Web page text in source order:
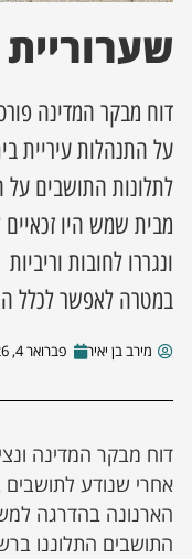
מסע מלחמה
השבוע
מקומית
עסקים
דוח מבקר המדינה
על התנהלות עיריית
לתלונות התושבים
מבית שמש היו
ונגררו לחובות
במטרה לאפשר לכלל
מירב בן יאיר פברואר 4, 2026
דוח מבקר המדינה
אחרי שנודע לתושבים
התושבים התלוננו